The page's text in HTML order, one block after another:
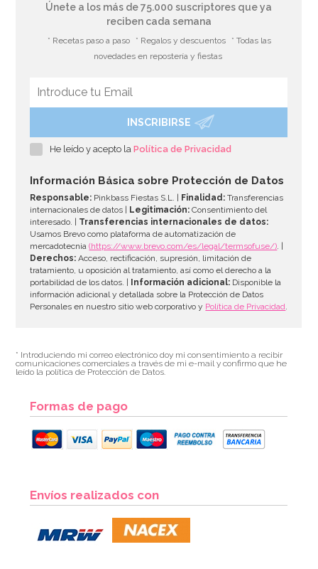
Únete a los más de 75.000 suscriptores que ya
reciben cada semana
* Recetas paso a paso * Regalos y descuentos
* Todas las
novedades en repostería y fiestas
INSCRIBIRSE
He leído y acepto laPolítica de Privacidad
Información Básica sobre Protección de Datos
Responsable: Pinkbass Fiestas S.L. | Finalidad: Transferencias
internacionales de datos |
Legitimación: Consentimiento del
interesado. | Transferencias internacionales de datos:
Usamos Brevo como plataforma de automatización de
mercadotecnia(https://www.brevo.com/es/legal/termsofuse/). |
Derechos: Acceso, rectificación, supresión, limitación de
tratamiento, u oposición al tratamiento, así como el derecho a la
portabilidad de los datos. |
Información adicional: Disponible la
información adicional y detallada sobre la Protección de Datos
Personales en nuestro sitio web corporativo y Política de Privacidad.
* Introduciendo mi correo electrónico doy mi consentimiento a recibir
comunicaciones comerciales a través de mi e-mail y confirmo que he
leído la política de Protección de Datos.
Formas de pago
Envíos realizados con